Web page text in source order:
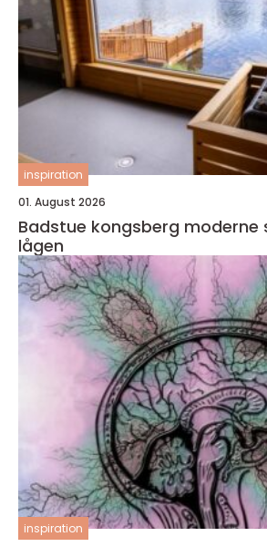
inspiration
01. August 2026
Badstue kongsberg moderne sauna ved
lågen
inspiration